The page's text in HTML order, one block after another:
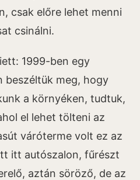
csak előre lehet menni
csinálni.
1999-ben egy
beszéltük meg, hogy
a környéken, tudtuk,
el lehet tölteni az
váróterme volt ez az
itt autószalon, fűrészt
aztán söröző, de az